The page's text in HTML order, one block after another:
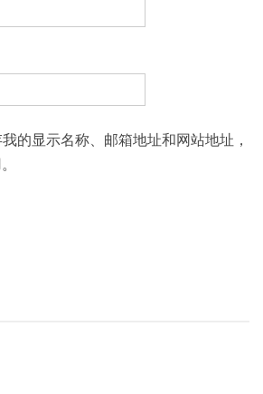
的显示名称、邮箱地址和网站地址，